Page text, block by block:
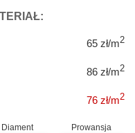
65 zł/m2
86 zł/m2
76 zł/m2
Diament Prowansja